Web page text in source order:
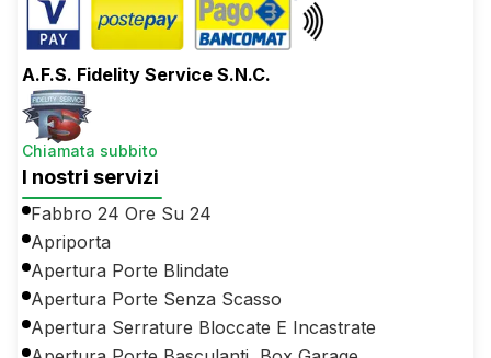
A.F.S. Fidelity Service S.N.C.
Chiamata subbito
I nostri servizi
Fabbro 24 Ore Su 24
Apriporta
Apertura Porte Blindate
Apertura Porte Senza Scasso
Apertura Serrature Bloccate E Incastrate